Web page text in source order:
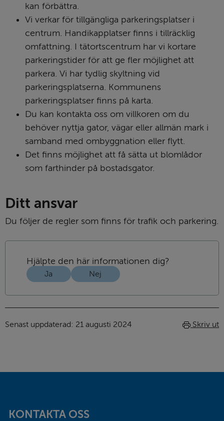
kan förbättra.
Vi verkar för tillgängliga parkeringsplatser i
centrum. Handikapplatser finns i tillräcklig
omfattning. I tätortscentrum har vi kortare
parkeringstider för att ge fler möjlighet att
parkera. Vi har tydlig skyltning vid
parkeringsplatserna. Kommunens
parkeringsplatser finns på karta.
Du kan kontakta oss om villkoren om du
behöver nyttja gator, vägar eller allmän mark i
samband med ombyggnation eller flytt.
Det finns möjlighet att få sätta ut blomlådor
som farthinder på bostadsgator.
Ditt ansvar
Du följer de regler som finns för trafik och parkering.
Hjälpte den här informationen dig?
Ja Nej
Senast uppdaterad: 21 augusti 2024 Skriv ut
KONTAKTA OSS